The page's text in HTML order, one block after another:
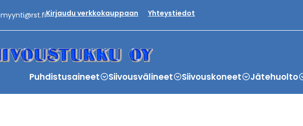
myynti@rst.fiKirjaudu verkkokauppaan Yhteystiedot
Puhdistusaineet Siivousvälineet Siivouskoneet Jätehuolto